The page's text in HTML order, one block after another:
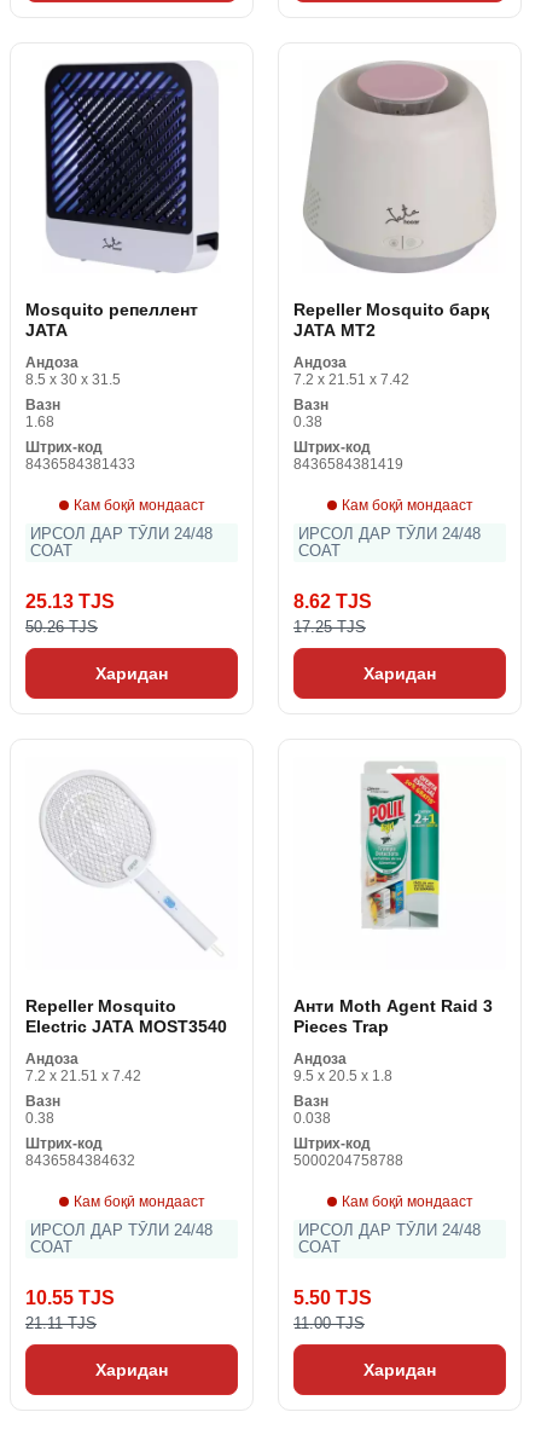
Mosquito репеллент
JATA
Андоза
8.5 x 30 x 31.5
Вазн
1.68
Штрих-код
8436584381433
Кам боқӣ мондааст
ИРСОЛ ДАР ТӮЛИ 24/48
СОАТ
25.13 TJS
50.26 TJS
Харидан
Repeller Mosquito барқ ​ ​
JATA MT2
Андоза
7.2 x 21.51 x 7.42
Вазн
0.38
Штрих-код
8436584381419
Кам боқӣ мондааст
ИРСОЛ ДАР ТӮЛИ 24/48
СОАТ
8.62 TJS
17.25 TJS
Харидан
Repeller Mosquito
Electric JATA MOST3540
Андоза
7.2 x 21.51 x 7.42
Вазн
0.38
Штрих-код
8436584384632
Кам боқӣ мондааст
ИРСОЛ ДАР ТӮЛИ 24/48
СОАТ
10.55 TJS
21.11 TJS
Харидан
Анти Moth Agent Raid 3
Pieces Trap
Андоза
9.5 x 20.5 x 1.8
Вазн
0.038
Штрих-код
5000204758788
Кам боқӣ мондааст
ИРСОЛ ДАР ТӮЛИ 24/48
СОАТ
5.50 TJS
11.00 TJS
Харидан